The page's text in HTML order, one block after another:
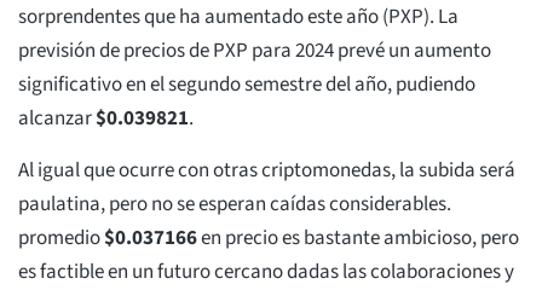
sorprendentes que ha aumentado este año (PXP). La
previsión de precios de PXP para 2024 prevé un aumento
significativo en el segundo semestre del año, pudiendo
alcanzar$0.039821.
Al igual que ocurre con otras criptomonedas, la subida será
paulatina, pero no se esperan caídas considerables.
promedio$0.037166en precio es bastante ambicioso, pero
es factible en un futuro cercano dadas las colaboraciones y